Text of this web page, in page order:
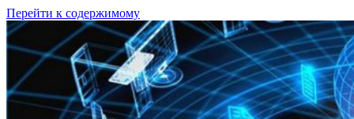
Перейти к содержимому